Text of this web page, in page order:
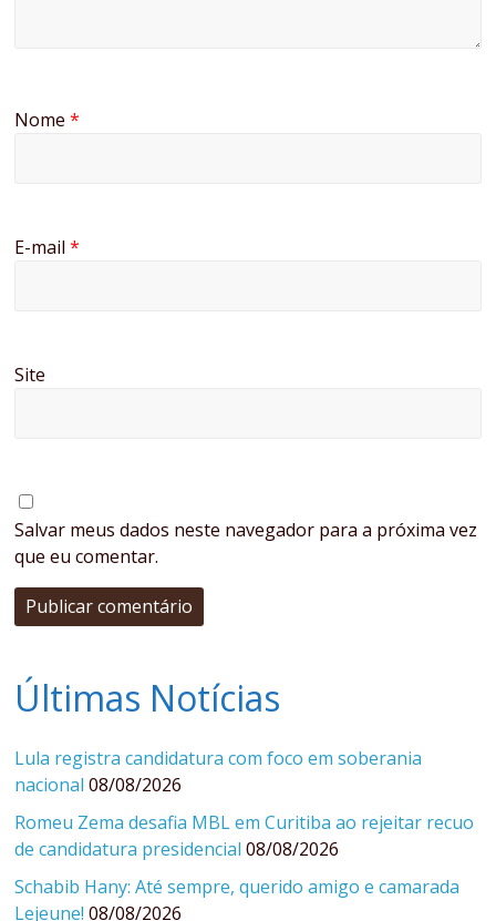
Nome*
E-mail*
Site
Salvar meus dados neste navegador para a próxima vez
que eu comentar.
Últimas Notícias
Lula registra candidatura com foco em soberania
nacional 08/08/2026
Romeu Zema desafia MBL em Curitiba ao rejeitar recuo
de candidatura presidencial 08/08/2026
Schabib Hany: Até sempre, querido amigo e camarada
Lejeune! 08/08/2026